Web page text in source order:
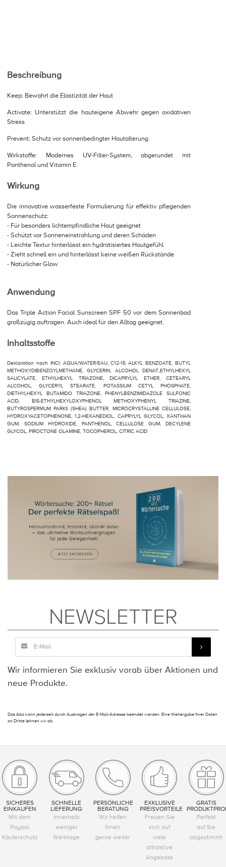
Beschreibung
Keep: Bewahrt die Elastizität der Haut
Activate: Unterstützt die hauteigene Abwehr gegen oxidativen
Stress
Prevent: Schutz vor sonnenbedingter Hautalterung
Wirkstoffe: Modernes UV-Filter-System, abgerundet mit
Panthenol und Vitamin E.
Wirkung
Die innovative wasserfeste Formulierung für effektiv pflegenden
Sonnenschutz:
- Für besonders lichtempfindliche Haut geeignet
- Schützt vor Sonneneinstrahlung und deren Schäden
- Leichte Textur hinterlässt ein hydratisiertes Hautgefühl
- Zieht schnell ein und hinterlässt keine weißen Rückstände
- Natürlicher Glow
Anwendung
Das Triple Action Facial Sunscreen SPF 50 vor dem Sonnenbad
großzügig auftragen. Auch ideal für den Alltag geeignet.
Inhaltsstoffe
Deklaration nach INCI: AQUA/WATER/EAU, C12-15 ALKYL BENZOATE, BUTYL
METHOXYDIBENZOYLMETHANE, GLYCERIN, ALCOHOL DENAT.,ETHYLHEXYL
SALICYLATE, ETHYLHEXYL TRIAZONE, DICAPRYLYL ETHER, CETEARYL
ALCOHOL, GLYCERYL STEARATE, POTASSIUM CETYL PHOSPHATE,
DIETHYLHEXYL BUTAMIDO TRIAZONE, PHENYLBENZIMIDAZOLE SULFONIC
ACID, BIS-ETHYLHEXYLOXYPHENOL METHOXYPHENYL TRIAZINE,
BUTYROSPERMUM PARKII (SHEA) BUTTER, MICROCRYSTALLINE CELLULOSE,
HYDROXYACETOPHENONE, 1,2-HEXANEDIOL, CAPRYLYL GLYCOL, XANTHAN
GUM, SODIUM HYDROXIDE, PANTHENOL, CELLULOSE GUM, DECYLENE
GLYCOL, PIROCTONE OLAMINE, TOCOPHEROL, CITRIC ACID
NEWSLETTER
Wir informieren Sie exklusiv vorab über Aktionen und
neue Produkte.
Das Abo kann jederzeit durch Austragen der E-Mail-Adresse beendet werden. Eine Weitergabe Ihrer Daten
an Dritte lehnen wir ab.
SICHERES
EINKAUFEN
Mit dem
Paypal
Käuferschutz
SCHNELLE
LIEFERUNG
Innerhalb
weniger
Werktage
PERSÖNLICHE
BERATUNG
Wir helfen
Ihnen
gerne weiter
EXKLUSIVE
PREISVORTEILE
Freuen Sie
sich auf
viele
attraktive
Angebote
GRATIS
Perfekt
auf Sie
abgestimmt